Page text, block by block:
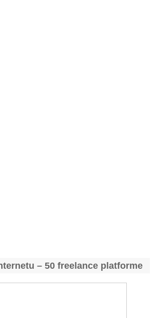
– 50 freelance platforme